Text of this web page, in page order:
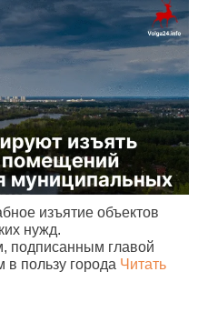
изъятие объектов
нужд.
подписанным главой
пользу города Читать